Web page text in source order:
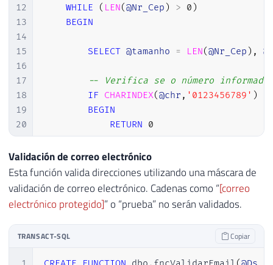
12
13
14
15
16
17
18
19
20
21
22
23
24
27
28
WHILE ( LEN(@Nr_Cep ) > 0 )
BEGIN
SELECT @tamanho = LEN(@Nr_Cep ) ,
-- Verifica se o número informado
IF CHARINDEX(@chr , '0123456789' )
BEGIN
RETURN 0
BREAK
END
SET @Nr_Cep = STUFF @Nr_Cep
RETURN
Validación de correo electrónico
Esta función valida direcciones utilizando una máscara de
validación de correo electrónico. Cadenas como “[correo
electrónico protegido]” o “prueba” no serán validados.
TRANSACT-SQL Copiar